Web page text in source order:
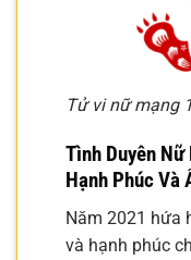
Tử vi nữ mạng
Tình Duyên
Hạnh Phúc Và
Năm 2021 hứa
và hạnh phúc